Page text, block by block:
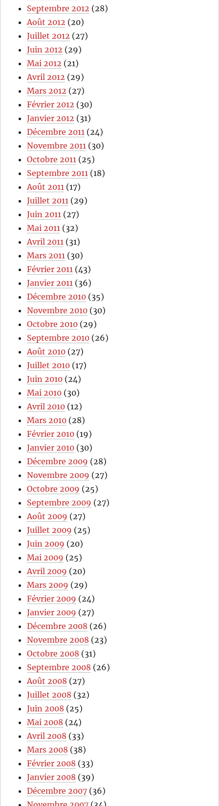
Septembre 2012 (28)
Août 2012 (20)
Juillet 2012 (27)
Juin 2012 (29)
Mai 2012 (21)
Avril 2012 (29)
Mars 2012 (27)
Février 2012 (30)
Janvier 2012 (31)
Décembre 2011 (24)
Novembre 2011 (30)
Octobre 2011 (25)
Septembre 2011 (18)
Août 2011 (17)
Juillet 2011 (29)
Juin 2011 (27)
Mai 2011 (32)
Avril 2011 (31)
Mars 2011 (30)
Février 2011 (43)
Janvier 2011 (36)
Décembre 2010 (35)
Novembre 2010 (30)
Octobre 2010 (29)
Septembre 2010 (26)
Août 2010 (27)
Juillet 2010 (17)
Juin 2010 (24)
Mai 2010 (30)
Avril 2010 (12)
Mars 2010 (28)
Février 2010 (19)
Janvier 2010 (30)
Décembre 2009 (28)
Novembre 2009 (27)
Octobre 2009 (25)
Septembre 2009 (27)
Août 2009 (27)
Juillet 2009 (25)
Juin 2009 (20)
Mai 2009 (25)
Avril 2009 (20)
Mars 2009 (29)
Février 2009 (24)
Janvier 2009 (27)
Décembre 2008 (26)
Novembre 2008 (23)
Octobre 2008 (31)
Septembre 2008 (26)
Août 2008 (27)
Juillet 2008 (32)
Juin 2008 (25)
Mai 2008 (24)
Avril 2008 (33)
Mars 2008 (38)
Février 2008 (33)
Janvier 2008 (39)
Décembre 2007 (36)